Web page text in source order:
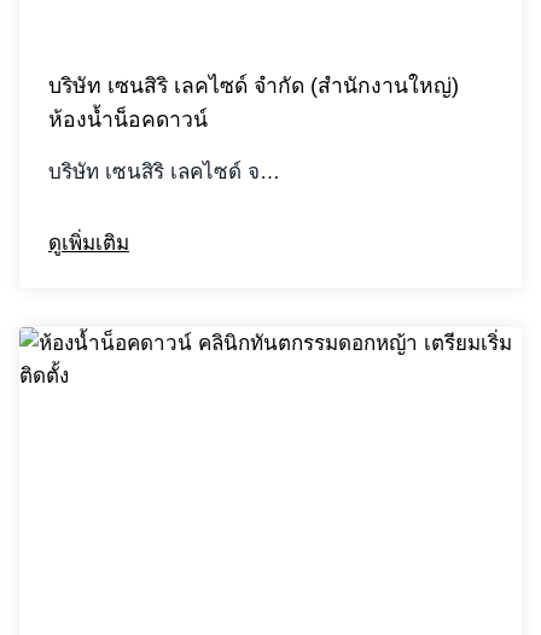
บริษัท เซนสิริ เลคไซด์ จํากัด (สำนักงานใหญ่)
ห้องน้ำน็อคดาวน์
บริษัท เซนสิริ เลคไซด์ จ…
ดูเพิ่มเติม